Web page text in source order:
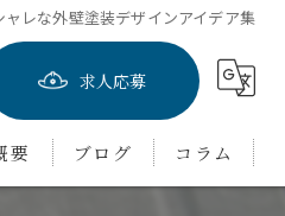
レな外壁塗装デザインアイデア集
求人応募
要 ブログ コラム